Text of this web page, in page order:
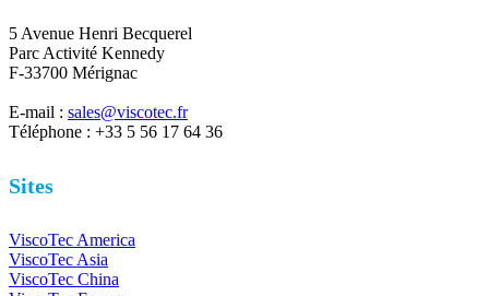
5 Avenue Henri Becquerel
Parc Activité Kennedy
F-33700 Mérignac
E-mail : sales@viscotec.fr
Téléphone : +33 5 56 17 64 36
Sites
ViscoTec America
ViscoTec Asia
ViscoTec China